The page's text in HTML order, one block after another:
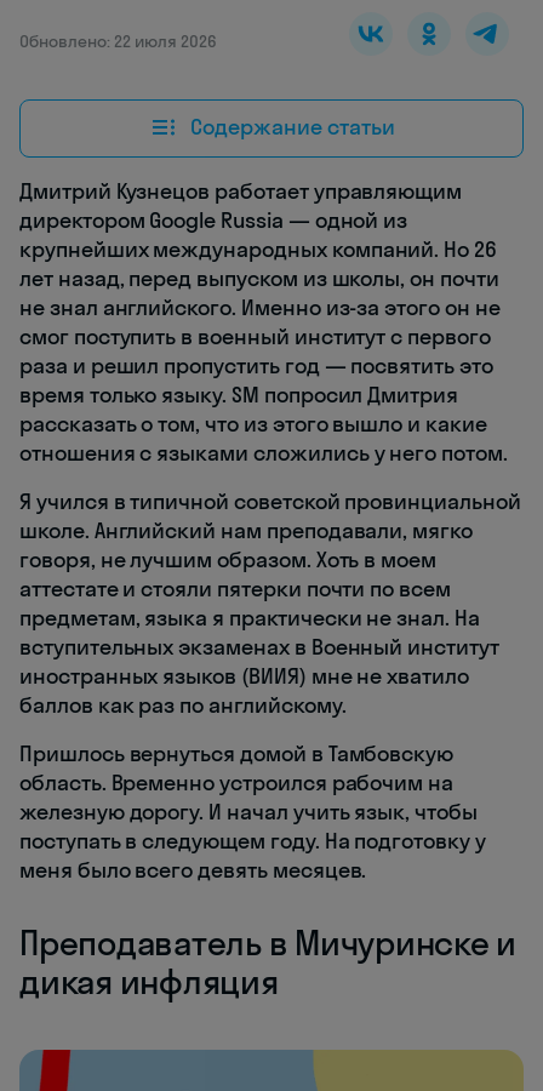
Обновлено: 22 июля 2026
Содержание статьи
Дмитрий Кузнецов работает управляющим
директором Google Russia — одной из
крупнейших международных компаний. Но 26
лет назад, перед выпуском из школы, он почти
не знал английского. Именно из-за этого он не
смог поступить в военный институт с первого
раза и решил пропустить год — посвятить это
время только языку. SM попросил Дмитрия
рассказать о том, что из этого вышло и какие
отношения с языками сложились у него потом.
Я учился в типичной советской провинциальной
школе. Английский нам преподавали, мягко
говоря, не лучшим образом. Хоть в моем
аттестате и стояли пятерки почти по всем
предметам, языка я практически не знал. На
вступительных экзаменах в Военный институт
иностранных языков (ВИИЯ) мне не хватило
баллов как раз по английскому.
Пришлось вернуться домой в Тамбовскую
область. Временно устроился рабочим на
железную дорогу. И начал учить язык, чтобы
поступать в следующем году. На подготовку у
меня было всего девять месяцев.
Преподаватель в Мичуринске и
дикая инфляция